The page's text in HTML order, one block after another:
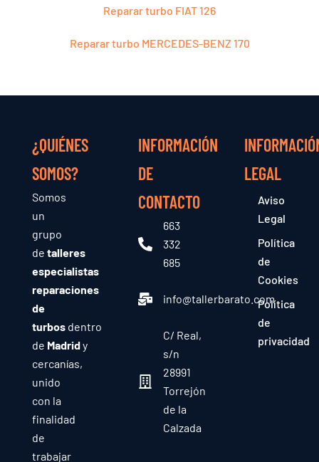
Reparar turbo FIAT 126
Reparar turbo MERCEDES-BENZ 170
¿QUIÉNES
SOMOS?
Somos
un
grupo
de talleres
especialistas
reparaciones
de
turbosdentro
de Madridy
cercanías,
unido
con la
finalidad
de
trabajar
INFORMACIÓN
DE
CONTACTO
663
332
685
info@tallerbarato.com
C/ Real,
s/n
28991
Torrejón
de la
Calzada
LEGAL
Aviso
Legal
Política
de
Cookies
Política
de
privacidad